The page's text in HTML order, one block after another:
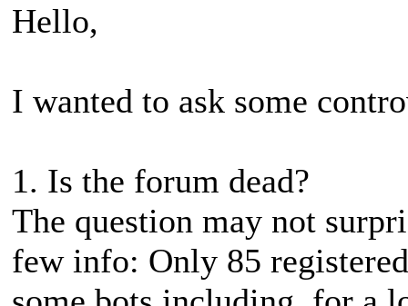
Hello,
I wanted to ask some
1. Is the forum dead?
The question may not
few info: Only 85